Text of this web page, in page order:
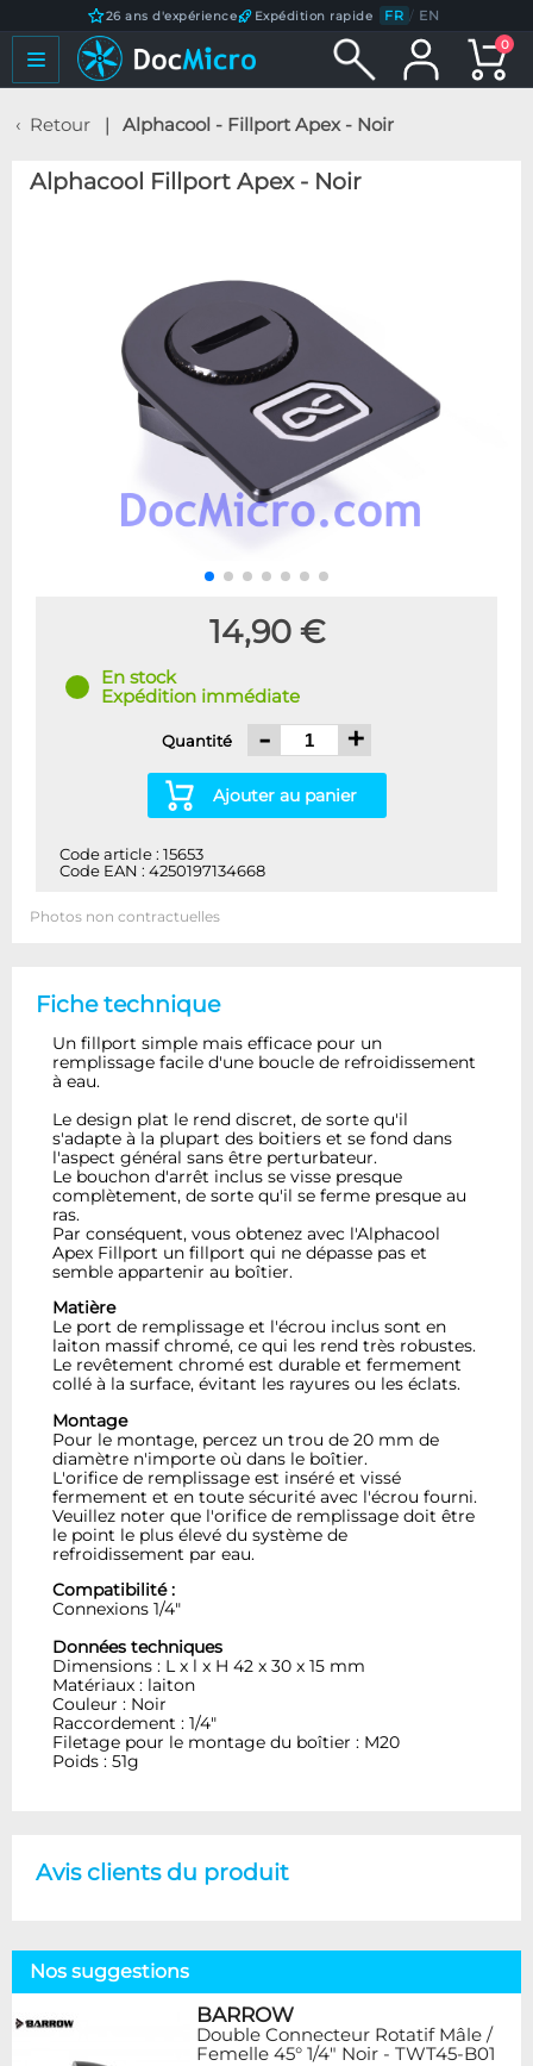
26 ans d'expérience Expédition rapide FR / EN
0
Retour Alphacool - Fillport Apex - Noir
Alphacool Fillport Apex - Noir
14,90 €
En stock
Expédition immédiate
Quantité - +
Ajouter au panier
Code article : 15653
Code EAN : 4250197134668
Photos non contractuelles
Fiche technique
Un fillport simple mais efficace pour un
remplissage facile d'une boucle de refroidissement
à eau.
Le design plat le rend discret, de sorte qu'il
s'adapte à la plupart des boitiers et se fond dans
l'aspect général sans être perturbateur.
Le bouchon d'arrêt inclus se visse presque
complètement, de sorte qu'il se ferme presque au
ras.
Par conséquent, vous obtenez avec l'Alphacool
Apex Fillport un fillport qui ne dépasse pas et
semble appartenir au boîtier.
Matière
Le port de remplissage et l'écrou inclus sont en
laiton massif chromé, ce qui les rend très robustes.
Le revêtement chromé est durable et fermement
collé à la surface, évitant les rayures ou les éclats.
Montage
Pour le montage, percez un trou de 20 mm de
diamètre n'importe où dans le boîtier.
L'orifice de remplissage est inséré et vissé
fermement et en toute sécurité avec l'écrou fourni.
Veuillez noter que l'orifice de remplissage doit être
le point le plus élevé du système de
refroidissement par eau.
Compatibilité :
Connexions 1/4"
Données techniques
Dimensions : L x l x H 42 x 30 x 15 mm
Matériaux : laiton
Couleur : Noir
Raccordement : 1/4"
Filetage pour le montage du boîtier : M20
Poids : 51g
Avis clients du produit
Nos suggestions
BARROW
Double Connecteur Rotatif Mâle /
Femelle 45° 1/4" Noir - TWT45-B01